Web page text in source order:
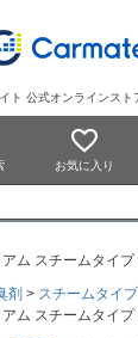
ト 公式オンラインスト
お気に入り
ム スチームタイ
剤
スチームタイプ
ム スチームタイ